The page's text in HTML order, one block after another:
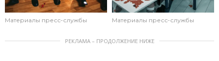
Материалы пресс-службы Материалы пресс-службы
РЕКЛАМА – ПРОДОЛЖЕНИЕ НИЖЕ